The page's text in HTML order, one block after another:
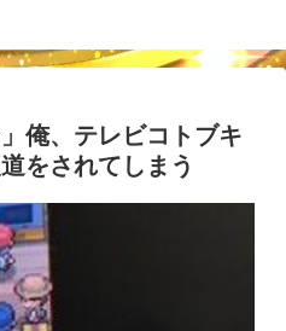
俺、テレビコトブキ
をされてしまう